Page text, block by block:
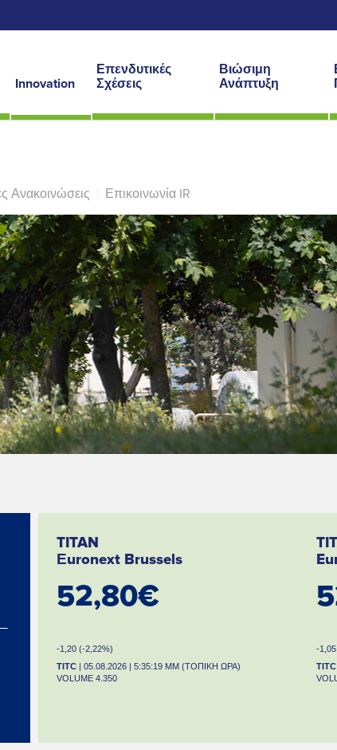
Innovation
Επενδυτικές
Σχέσεις
Βιώσιμη
Ανάπτυξη
Ανακοινώσεις Επικοινωνία IR
TITAN
Εuronext Brussels
52,80€
-1,20 (-2,22%)
TITC| 05.08.2026 | 5:35:19 ΜΜ (ΤΟΠΙΚΗ ΩΡΑ)
VOLUME 4.350
-
TITC